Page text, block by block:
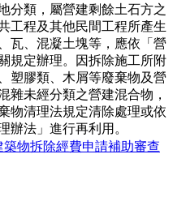
分類，屬營建剩餘土石方之
工程及其他民間工程所產生
瓦、混凝土塊等，應依「營
規定辦理。因拆除施工所附
塑膠類、木屑等廢棄物及營
雜未經分類之營建混合物，
物清理法規定清除處理或依
辦法」進行再利用。
物拆除經費申請補助審查